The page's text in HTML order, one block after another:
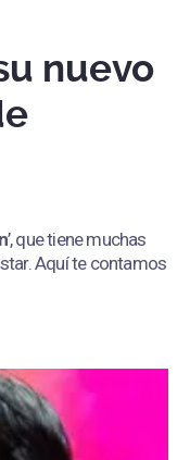
nuevo
’, que tiene muchas
Aquí te contamos